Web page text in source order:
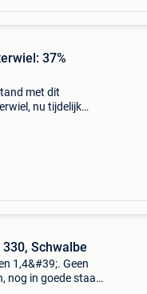
37%
met dit
nu tijdelijk
Schwalbe
1,4&#39;. Geen
nog in goede staat.